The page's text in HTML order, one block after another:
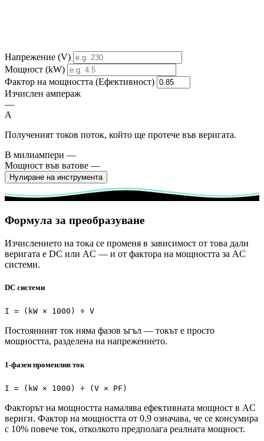
Напрежение (V)
Мощност (kW)
Фактор на мощността (Ефективност)
Изчислен ампераж
—
A
Полученият токов поток, който ще протече във веригата.
В милиампери —
Мощност във ватове —
Нулиране на инструмента
Формула за преобразуване
Изчислението на тока се променя в зависимост от това дали
веригата е DC или AC — и от фактора на мощността за AC
системи.
DC системи
I = (kW × 1000) ÷ V
Постоянният ток няма фазов ъгъл — токът е просто
мощността, разделена на напрежението.
1-фазен променлив ток
I = (kW × 1000) ÷ (V × PF)
Факторът на мощността намалява ефективната мощност в AC
вериги. Фактор на мощността от 0.9 означава, че се консумира
с 10% повече ток, отколкото предполага реалната мощност.